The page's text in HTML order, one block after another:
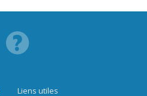
Liens utiles